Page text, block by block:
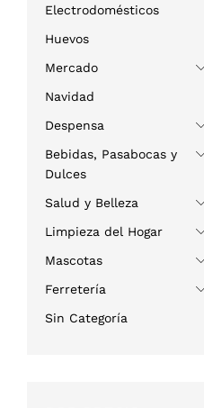
Electrodomésticos
Huevos
Mercado
Navidad
Despensa
Bebidas, Pasabocas y
Dulces
Salud y Belleza
Limpieza del Hogar
Mascotas
Ferretería
Sin Categoría